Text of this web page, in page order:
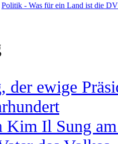
Politik - Was für ein Land ist die
der ewige
Kim Il Sung